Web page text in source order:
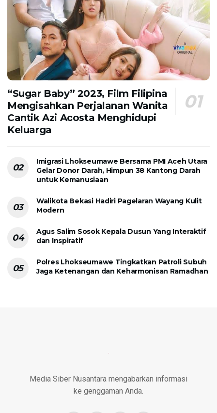
“Sugar Baby” 2023, Film Filipina
Mengisahkan Perjalanan Wanita
Cantik Azi Acosta Menghidupi
Keluarga
Imigrasi Lhokseumawe Bersama PMI Aceh Utara
Gelar Donor Darah, Himpun 38 Kantong Darah
untuk Kemanusiaan
Walikota Bekasi Hadiri Pagelaran Wayang Kulit
Modern
Agus Salim Sosok Kepala Dusun Yang Interaktif
dan Inspiratif
Polres Lhokseumawe Tingkatkan Patroli Subuh
Jaga Ketenangan dan Keharmonisan Ramadhan
Media Siber Nusantara mengabarkan informasi
ke genggaman Anda.